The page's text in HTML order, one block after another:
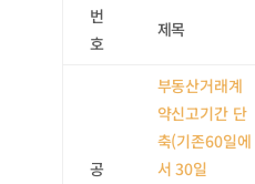
번
호
제목
공
부동산거래계
약신고기간 단
축(기존60일에
서 30일